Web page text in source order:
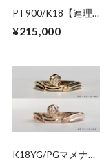
PT900/K18【連理
ング
¥215,000
K18YG/PGマメナシ